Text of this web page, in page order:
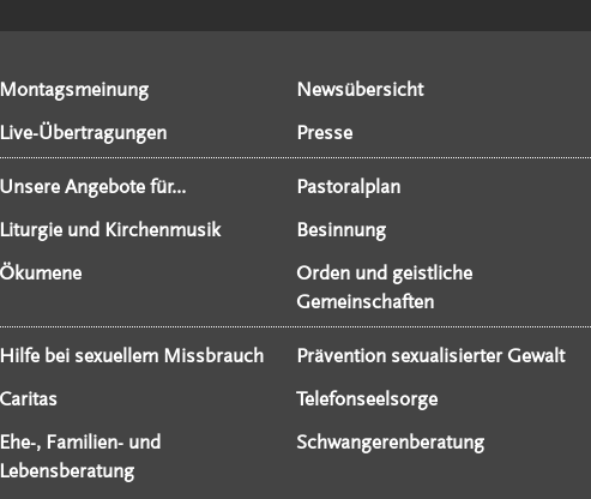
Montagsmeinung Newsübersicht
Live-Übertragungen
Presse
Unsere Angebote für... Pastoralplan
Liturgie und Kirchenmusik
Besinnung
Ökumene
Orden und geistliche
Gemeinschaften
Hilfe bei sexuellem Missbrauch Prävention sexualisierter Gewalt
Caritas
Telefonseelsorge
Ehe-, Familien- und
Lebensberatung
Schwangerenberatung